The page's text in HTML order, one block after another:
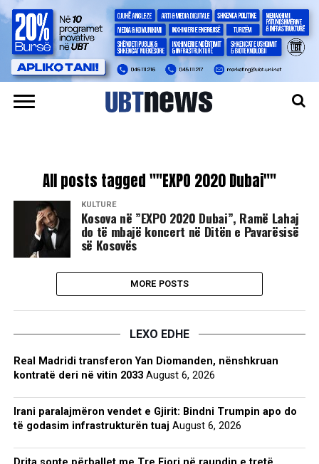
All posts tagged ""EXPO 2020 Dubai""
KULTURË
​Kosova në ”EXPO 2020 Dubai”, Ramë Lahaj
do të mbajë koncert në Ditën e Pavarësisë
së Kosovës
MORE POSTS
LEXO EDHE
Real Madridi transferon Yan Diomanden, nënshkruan
kontratë deri në vitin 2033 August 6, 2026
Irani paralajmëron vendet e Gjirit: Bindni Trumpin apo do
të godasim infrastrukturën tuaj August 6, 2026